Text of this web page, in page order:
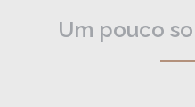
Um pouco